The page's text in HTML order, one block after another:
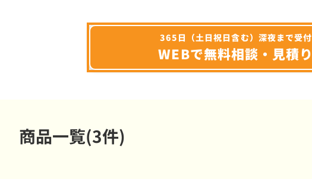
365日（土日祝日含む）深夜まで受付
WEBで無料相談・見積り
商品一覧(3件)